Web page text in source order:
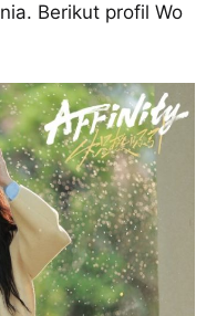
Berikut profil Wo